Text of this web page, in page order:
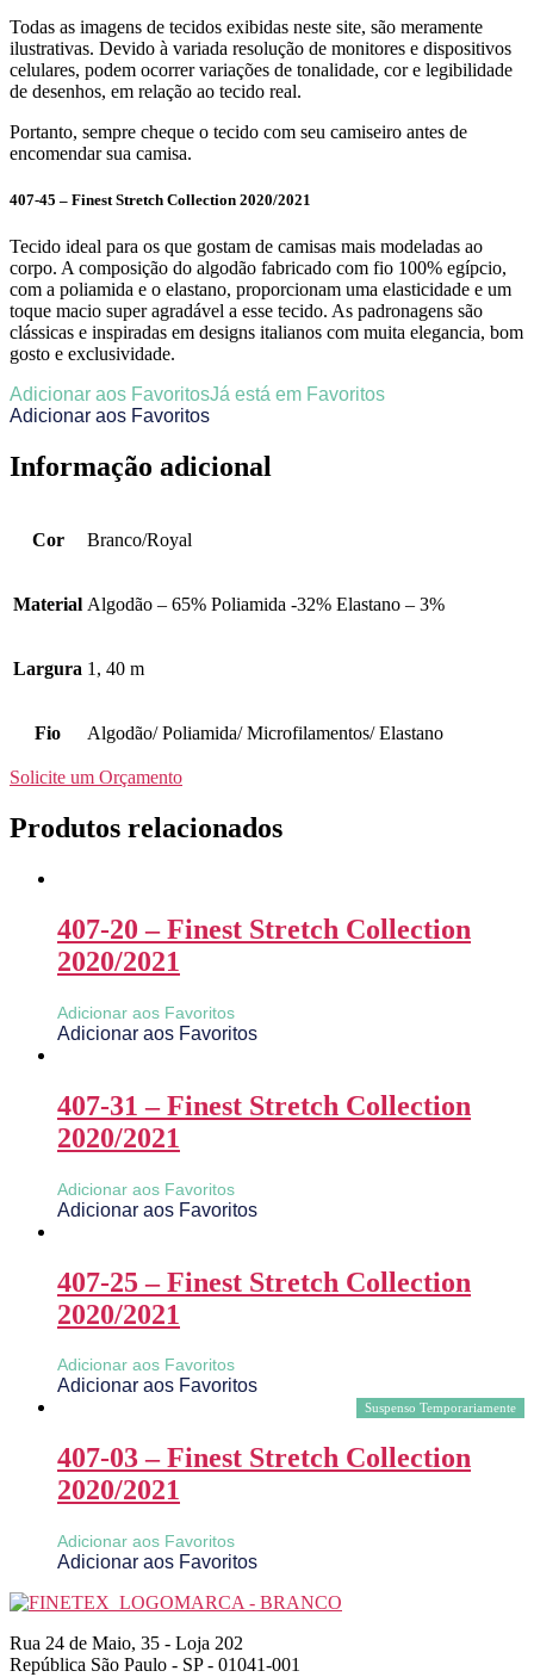
Todas as imagens de tecidos exibidas neste site, são meramente
ilustrativas. Devido à variada resolução de monitores e dispositivos
celulares, podem ocorrer variações de tonalidade, cor e legibilidade
de desenhos, em relação ao tecido real.
Portanto, sempre cheque o tecido com seu camiseiro antes de
encomendar sua camisa.
407-45 – Finest Stretch Collection 2020/2021
Tecido ideal para os que gostam de camisas mais modeladas ao
corpo. A composição do algodão fabricado com fio 100% egípcio,
com a poliamida e o elastano, proporcionam uma elasticidade e um
toque macio super agradável a esse tecido. As padronagens são
clássicas e inspiradas em designs italianos com muita elegancia, bom
gosto e exclusividade.
Adicionar aos FavoritosJá está em Favoritos
Adicionar aos Favoritos
Informação adicional
Cor Branco/Royal
Material Algodão – 65% Poliamida -32% Elastano – 3%
Largura 1, 40 m
Fio Algodão/ Poliamida/ Microfilamentos/ Elastano
Solicite um Orçamento
Produtos relacionados
407-20 – Finest Stretch Collection
2020/2021
Adicionar aos Favoritos
Adicionar aos Favoritos
407-31 – Finest Stretch Collection
2020/2021
Adicionar aos Favoritos
Adicionar aos Favoritos
407-25 – Finest Stretch Collection
2020/2021
Adicionar aos Favoritos
Adicionar aos Favoritos
Suspenso Temporariamente
407-03 – Finest Stretch Collection
2020/2021
Adicionar aos Favoritos
Adicionar aos Favoritos
Rua 24 de Maio, 35 - Loja 202
República São Paulo - SP - 01041-001